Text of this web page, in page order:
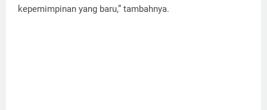
kepemimpinan yang baru,” tambahnya.